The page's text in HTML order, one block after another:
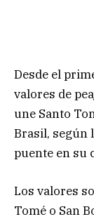
Desde el
valores de
une Santo
Brasil, según
puente en su
Los valores
Tomé o San